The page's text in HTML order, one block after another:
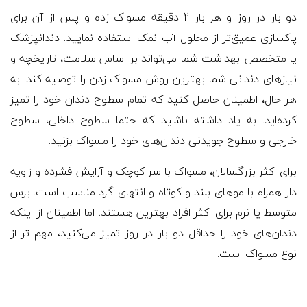
دو بار در روز و هر بار 2 دقیقه مسواک زده و پس از آن برای
پاکسازی عمیق‌تر از محلول آب نمک استفاده نمایید. دندانپزشک
یا متخصص بهداشت شما می‌تواند بر اساس سلامت، تاریخچه و
نیازهای دندانی شما بهترین روش مسواک زدن را توصیه کند. به
هر حال، اطمینان حاصل کنید که تمام سطوح دندان خود را تمیز
کرده‌اید. به یاد داشته باشید که حتما سطوح داخلی، سطوح
خارجی و سطوح جویدنی دندان‌های خود را مسواک بزنید.
برای اکثر بزرگسالان، مسواک با سر کوچک و آرایش فشرده و زاویه
دار همراه با موهای بلند و کوتاه و انتهای گرد مناسب است. برس
متوسط یا نرم برای اکثر افراد بهترین هستند. اما اطمینان از اینکه
دندان‌های خود را حداقل دو بار در روز تمیز می‌کنید، مهم تر از
نوع مسواک است.